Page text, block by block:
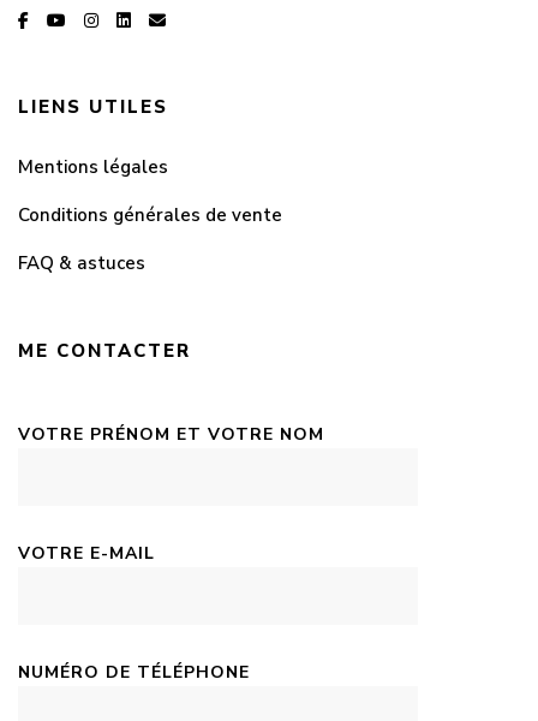
LIENS UTILES
Mentions légales
Conditions générales de vente
FAQ & astuces
ME CONTACTER
VOTRE PRÉNOM ET VOTRE NOM
VOTRE E-MAIL
NUMÉRO DE TÉLÉPHONE